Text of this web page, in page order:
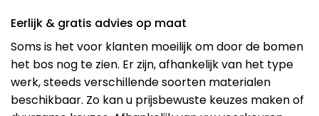
Eerlijk & gratis advies op maat
Soms is het voor klanten moeilijk om door de bomen
het bos nog te zien. Er zijn, afhankelijk van het type
werk, steeds verschillende soorten materialen
beschikbaar. Zo kan u prijsbewuste keuzes maken of